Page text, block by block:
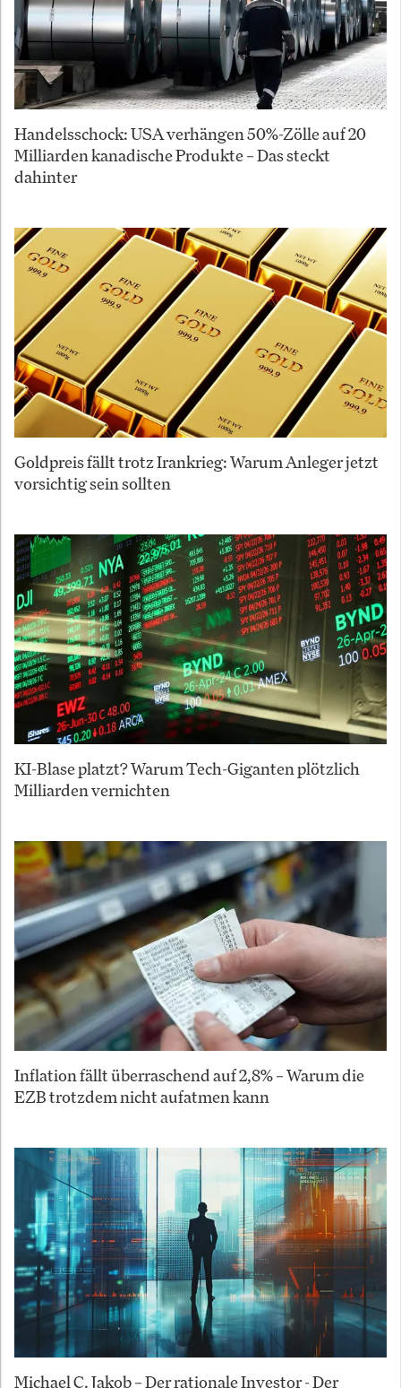
Handelsschock: USA verhängen 50%-Zölle auf 20
Milliarden kanadische Produkte – Das steckt
dahinter
Goldpreis fällt trotz Irankrieg: Warum Anleger jetzt
vorsichtig sein sollten
KI-Blase platzt? Warum Tech-Giganten plötzlich
Milliarden vernichten
Inflation fällt überraschend auf 2,8% – Warum die
EZB trotzdem nicht aufatmen kann
Michael C. Jakob – Der rationale Investor - Der